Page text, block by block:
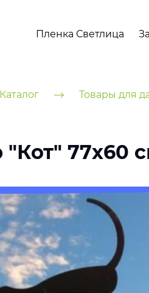
Пленка Светлица
Каталог Товары для
77х60